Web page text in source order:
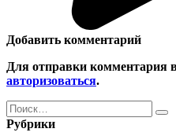
Добавить комментарий
Для отправки комментария
авторизоваться.
Search
for:
Рубрики